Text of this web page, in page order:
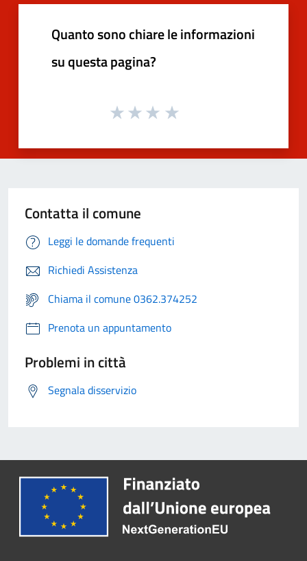
Quanto sono chiare le informazioni
su questa pagina?
Contatta il comune
Leggi le domande frequenti
Richiedi Assistenza
Chiama il comune 0362.374252
Prenota un appuntamento
Problemi in città
Segnala disservizio